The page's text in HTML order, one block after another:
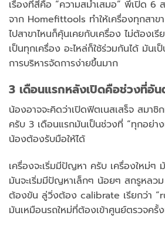
เรื่องที่สี่คือ “ความสม่ำเสมอ” พี่เปิด 6
จาก Homefittools ทำให้เครื่องทุกสาข
ไปสาขาไหนก็คุ้นเคยกับเครื่อง ไม่ต้องเ
เป็นทุกเครื่อง อะไหล่ก็ใช้ร่วมกันได้ มันเ
การบริหารจัดการง่ายขึ้นมาก
3 เดือนแรกหลังเปิดคือช่วงที่อั
น้องอาจจะคิดว่าเปิดฟิตเนสเสร็จ สมาชิก
ครับ 3 เดือนแรกมันเป็นช่วงที่ “ทุกอย่า
น้องต้องรับมือให้ได้
เครื่องจะเริ่มมีปัญหา ครับ เครื่องใหม่
มันจะเริ่มมีปัญหาเล็กๆ น้อยๆ สกรูหลว
ต้องขัน ลู่วิ่งต้อง calibrate เรียกว่า
มันเหมือนรถใหม่ที่ต้องเข้าศูนย์ตรวจครั้